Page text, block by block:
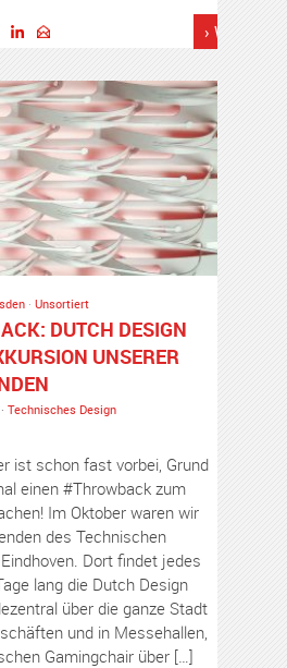
›
· Unsortiert
DUTCH DESIGN
UNSERER
Technisches Design
ist schon fast vorbei, Grund
einen #Throwback zum
Im Oktober waren wir
des Technischen
Dort findet jedes
lang die Dutch Design
über die ganze Stadt
und in Messehallen,
Gamingchair über […]